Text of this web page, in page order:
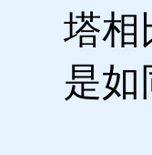
塔相
是如